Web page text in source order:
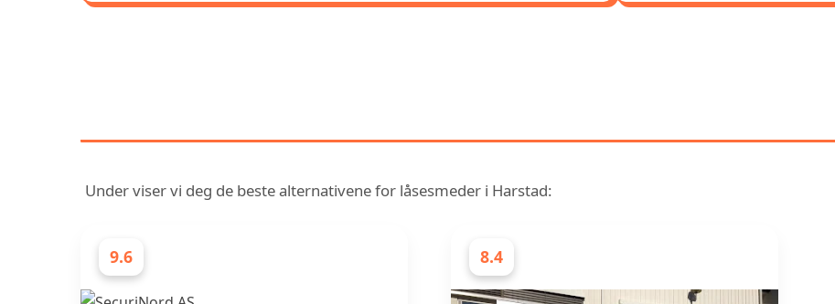
Under viser vi deg de beste alternativene for låsesmeder i Harstad:
9.6 8.4